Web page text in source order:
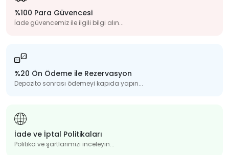
%100 Para Güvencesi
İade güvencemiz ile ilgili bilgi alın...
%20 Ön Ödeme ile Rezervasyon
Depozito sonrası ödemeyi kapıda yapın...
İade ve İptal Politikaları
Politika ve şartlarımızı inceleyin...